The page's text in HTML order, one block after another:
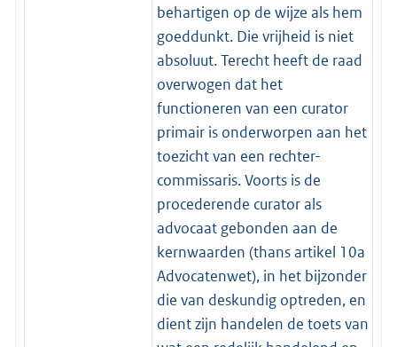
behartigen op de wijze als hem
goeddunkt. Die vrijheid is niet
absoluut. Terecht heeft de raad
overwogen dat het
functioneren van een curator
primair is onderworpen aan het
toezicht van een rechter-
commissaris. Voorts is de
procederende curator als
advocaat gebonden aan de
kernwaarden (thans artikel 10a
Advocatenwet), in het bijzonder
die van deskundig optreden, en
dient zijn handelen de toets van